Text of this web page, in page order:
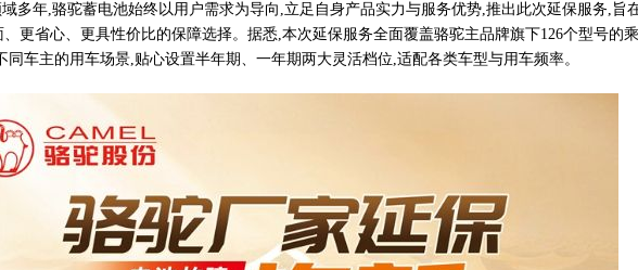
多年,骆驼蓄电池始终以用户需求为导向,立足自身产品实力与服务优势,推出此次延保服务,旨
更省心、更具性价比的保障选择。据悉,本次延保服务全面覆盖骆驼主品牌旗下126个型号的
同车主的用车场景,贴心设置半年期、一年期两大灵活档位,适配各类车型与用车频率。